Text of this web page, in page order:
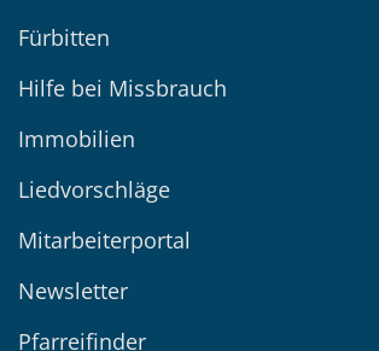
Fürbitten
Hilfe bei Missbrauch
Immobilien
Liedvorschläge
Mitarbeiterportal
Newsletter
Pfarreifinder